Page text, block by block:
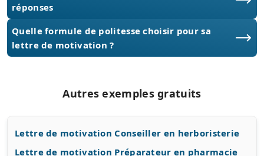
réponses
Quelle formule de politesse choisir pour sa
lettre de motivation ?
Autres exemples gratuits
Lettre de motivation Conseiller en herboristerie
Lettre de motivation Préparateur en pharmacie